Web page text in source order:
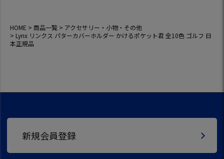
HOME 商品一覧
アクセサリー・小物・その他
Lynx リンクス パターカバーホルダー かけるポケット君 全10色 ゴルフ 日
本正規品
新規会員登録